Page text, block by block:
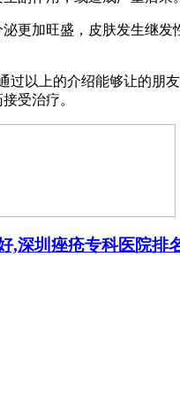
加旺盛，皮肤发生继发
过以上的介绍能够让的朋
受治疗。
,深圳痤疮专科医院排